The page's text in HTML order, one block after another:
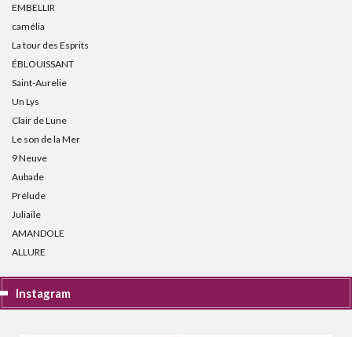
EMBELLIR
camélia
La tour des Esprits
ÉBLOUISSANT
Saint-Aurelie
Un Lys
Clair de Lune
Le son de la Mer
9 Neuve
Aubade
Prélude
Juliaile
AMANDOLE
ALLURE
Instagram